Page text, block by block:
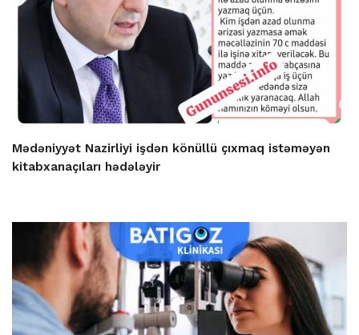
Mədəniyyət Nazirliyi işdən könüllü çıxmaq istəməyən
kitabxanaçıları hədələyir